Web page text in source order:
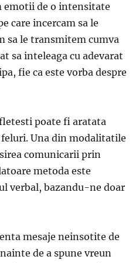
emotii de o intensitate
care incercam sa le
sa le transmitem cumva
sa inteleaga cu adevarat
fie ca este vorba despre
poate fi aratata
Una din modalitatile
comunicarii prin
metoda este
verbal, bazandu-ne doar
mesaje neinsotite de
de a spune vreun